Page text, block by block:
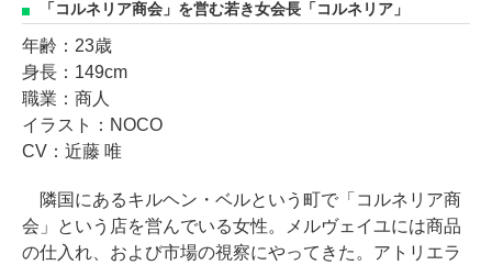
「コルネリア商会」を営む若き女会長「コルネリア」
年齢：23歳
身長：149cm
職業：商人
イラスト：NOCO
CV：近藤 唯
隣国にあるキルヘン・ベルという町で「コルネリア商
会」という店を営んでいる女性。メルヴェイユには商品
の仕入れ、および市場の視察にやってきた。アトリエラ